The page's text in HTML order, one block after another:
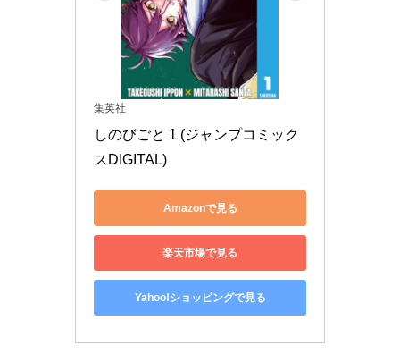
集英社
しのびごと 1 (ジャンプコミック
スDIGITAL)
Amazonで見る
楽天市場で見る
Yahoo!ショッピングで見る